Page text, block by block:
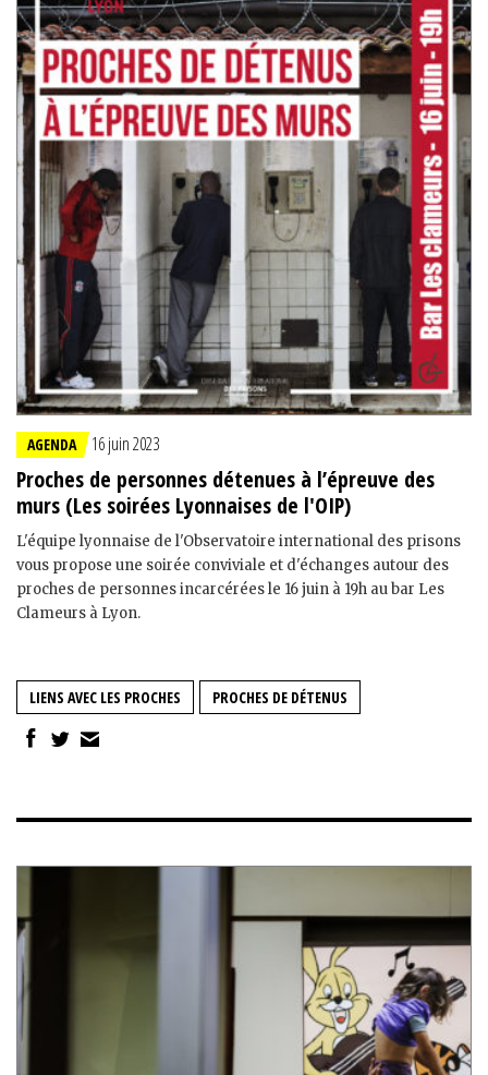
AGENDA 16 juin 2023
Proches de personnes détenues à l’épreuve des
murs (Les soirées Lyonnaises de l'OIP)
L'équipe lyonnaise de l'Observatoire international des prisons
vous propose une soirée conviviale et d'échanges autour des
proches de personnes incarcérées le 16 juin à 19h au bar Les
Clameurs à Lyon.
LIENS AVEC LES PROCHES PROCHES DE DÉTENUS